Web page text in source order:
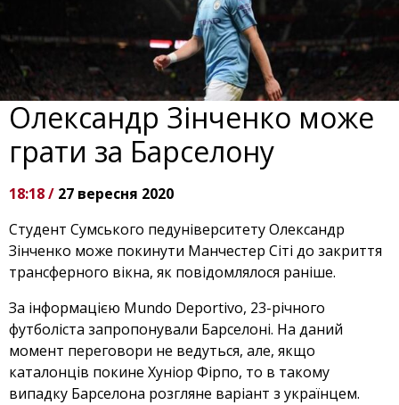
Олександр Зінченко може
грати за Барселону
18:18 / 27 вересня 2020
Студент Сумського педуніверситету Олександр
Зінченко може покинути Манчестер Сіті до закриття
трансферного вікна, як повідомлялося раніше.
За інформацією Mundo Deportivo, 23-річного
футболіста запропонували Барселоні. На даний
момент переговори не ведуться, але, якщо
каталонців покине Хуніор Фірпо, то в такому
випадку Барселона розгляне варіант з українцем.